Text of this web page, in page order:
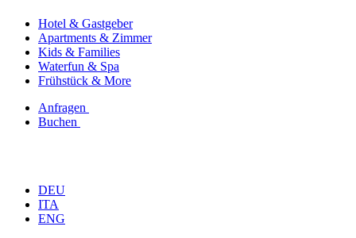
Hotel & Gastgeber
Apartments & Zimmer
Kids & Families
Waterfun & Spa
Frühstück & More
Anfragen
Buchen
DEU
ITA
ENG